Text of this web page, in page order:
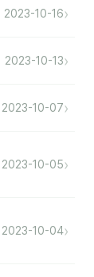
2023-10-16›
2023-10-13›
2023-10-07›
2023-10-05›
2023-10-04›